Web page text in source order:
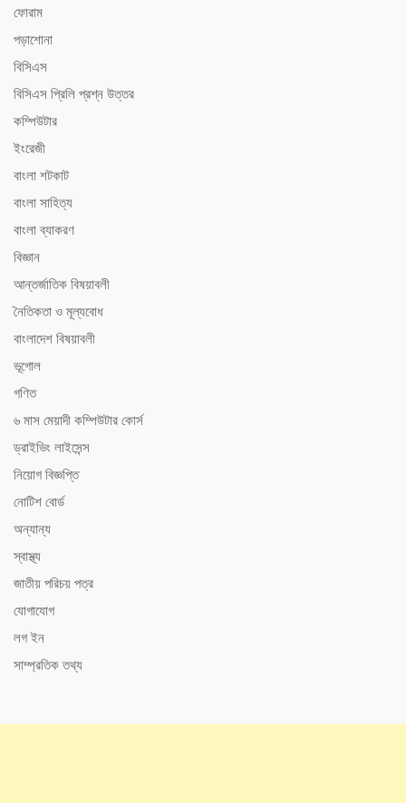
ফোরাম
পড়াশোনা
বিসিএস
বিসিএস ‍প্রিলি প্রশ্ন উত্তর
কম্পিউটার
ইংরেজী
বাংলা শটকাট
বাংলা সাহিত্য
বাংলা ব্যাকরণ
বিজ্ঞান
আন্তর্জাতিক বিষয়াবলী
নৈতিকতা ও মূল্যবোধ
বাংলাদেশ বিষয়াবলী
ভূগোল
গণিত
৬ মাস মেয়াদী কম্পিউটার কোর্স
ড্রাইভিং লাইসেন্স
নিয়োগ বিজ্ঞপ্তি
নোটিশ বোর্ড
অন্যান্য
স্বাস্থ্য
জাতীয় পরিচয় পত্র
যোগাযোগ
লগ ইন
সাম্প্রতিক তথ্য